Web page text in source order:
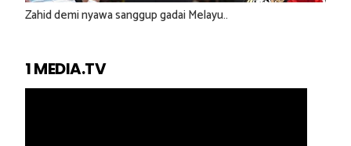
Zahid demi nyawa sanggup gadai Melayu..
1 MEDIA.TV